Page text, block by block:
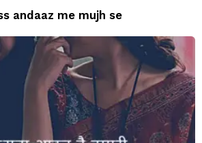
andaaz me mujh se